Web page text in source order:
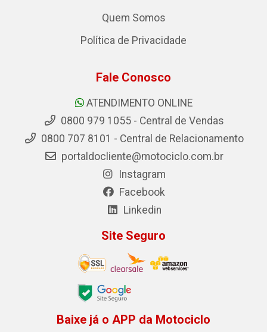
Quem Somos
Política de Privacidade
Fale Conosco
ATENDIMENTO ONLINE
0800 979 1055 - Central de Vendas
0800 707 8101 - Central de Relacionamento
portaldocliente@motociclo.com.br
Instagram
Facebook
Linkedin
Site Seguro
Baixe já o APP da Motociclo